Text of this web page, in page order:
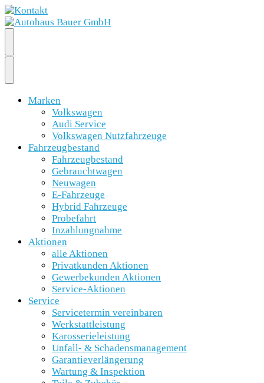
Marken
Volkswagen
Audi Service
Volkswagen Nutzfahrzeuge
Fahrzeugbestand
Fahrzeugbestand
Gebrauchtwagen
Neuwagen
E-Fahrzeuge
Hybrid Fahrzeuge
Probefahrt
Inzahlungnahme
Aktionen
alle Aktionen
Privatkunden Aktionen
Gewerbekunden Aktionen
Service-Aktionen
Service
Servicetermin vereinbaren
Werkstattleistung
Karosserieleistung
Unfall- & Schadensmanagement
Garantieverlängerung
Wartung & Inspektion